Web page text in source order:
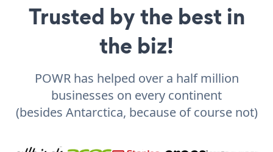
Trusted by the best in
the biz!
POWR has helped over a half million
businesses on every continent
(besides Antarctica, because of course not)